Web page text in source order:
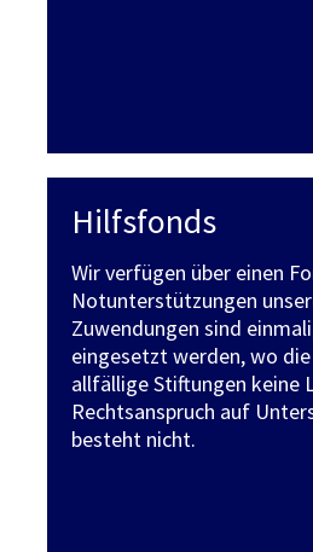
Hilfsfonds
Wir verfügen über einen
Notunterstützungen
Zuwendungen sind
eingesetzt werden, wo
allfällige Stiftungen keine
Rechtsanspruch auf
besteht nicht.